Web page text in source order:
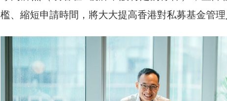
檻、縮短申請時間，將大大提高香港對私募基金管理